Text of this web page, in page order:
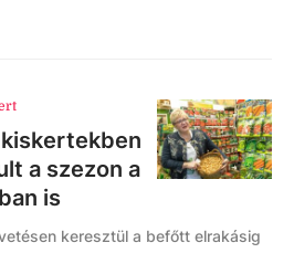
a szezon a
is
keresztül a befőtt elrakásig